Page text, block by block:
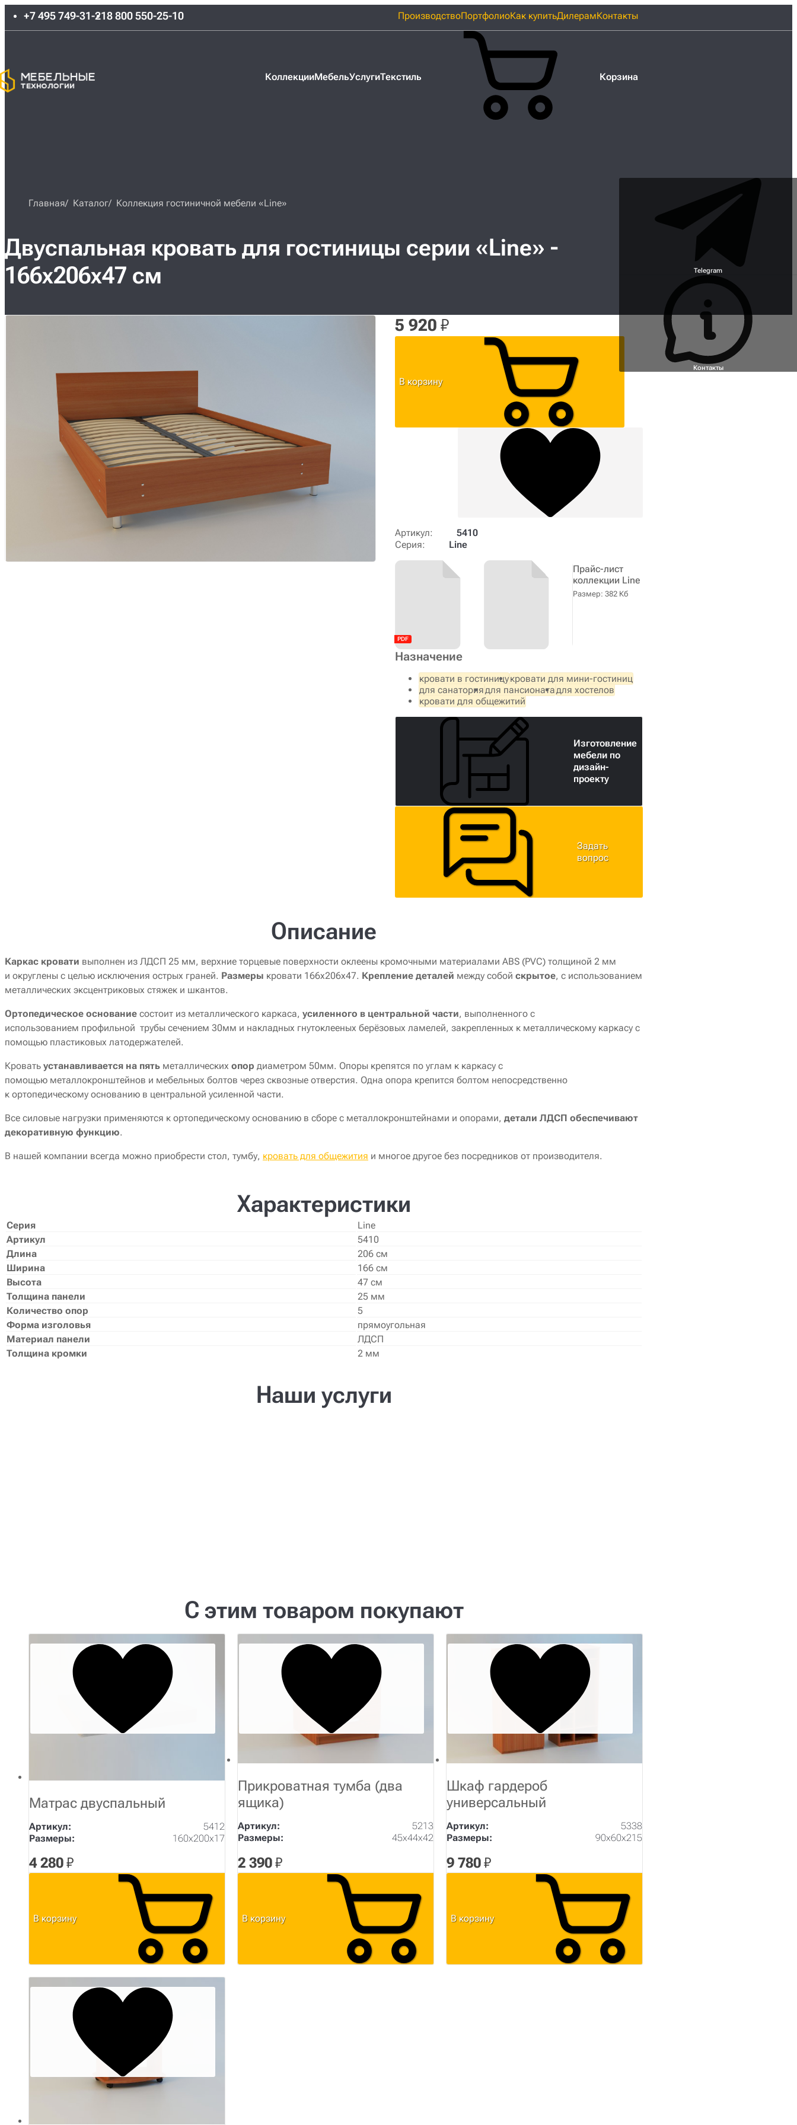
+7 495 749-31-218 800 550-25-10 ПроизводствоПортфолиоКак купитьДилерамКонтакты
КоллекцииМебельУслугиТекстиль Корзина
Главная Каталог Коллекция гостиничной мебели «Line»
Двуспальная кровать для гостиницы серии «Line» -
166х206х47 см
5 920 ₽
В корзину
Артикул:
5410
Серия:
Line
Прайс-лист
коллекции Line
Размер: 382 Кб
Назначение
кровати в гостиницукровати для мини-гостиниц
для санаториядля пансионатадля хостелов
кровати для общежитий
Изготовление
мебели по
дизайн-
проекту
Задать
вопрос
Описание
Каркас кровати выполнен из ЛДСП 25 мм, верхние торцевые поверхности оклеены кромочными материалами ABS (PVC) толщиной 2 мм
и округлены с целью исключения острых граней. Размеры кровати 166x206x47. Крепление деталей между собой скрытое, с использованием
металлических эксцентриковых стяжек и шкантов.
Ортопедическое основание состоит из металлического каркаса, усиленного в центральной части, выполненного с
использованием профильной трубы сечением 30мм и накладных гнутоклееных берёзовых ламелей, закрепленных к металлическому каркасу с
помощью пластиковых латодержателей.
Кровать устанавливается на пять металлических опор диаметром 50мм. Опоры крепятся по углам к каркасу с
помощью металлокронштейнов и мебельных болтов через сквозные отверстия. Одна опора крепится болтом непосредственно
к ортопедическому основанию в центральной усиленной части.
Все силовые нагрузки применяются к ортопедическому основанию в сборе с металлокронштейнами и опорами, детали ЛДСП обеспечивают
декоративную функцию.
В нашей компании всегда можно приобрести стол, тумбу, кровать для общежития и многое другое без посредников от производителя.
Характеристики
Серия
Line
Артикул
5410
Длина
206 cм
Ширина
166 cм
Высота
47 cм
Толщина панели
25 мм
Количество опор
5
Форма изголовья
прямоугольная
Материал панели
ЛДСП
Толщина кромки
2 мм
Наши услуги
С этим товаром покупают
Матрас двуспальный
Артикул:
5412
Размеры:
160х200х17
4 280₽
В корзину
Прикроватная тумба (два
ящика)
Артикул:
5213
Размеры:
45х44х42
2 390₽
В корзину
Шкаф гардероб
универсальный
Артикул:
5338
Размеры:
90х60х215
9 780₽
В корзину
Telegram
Контакты